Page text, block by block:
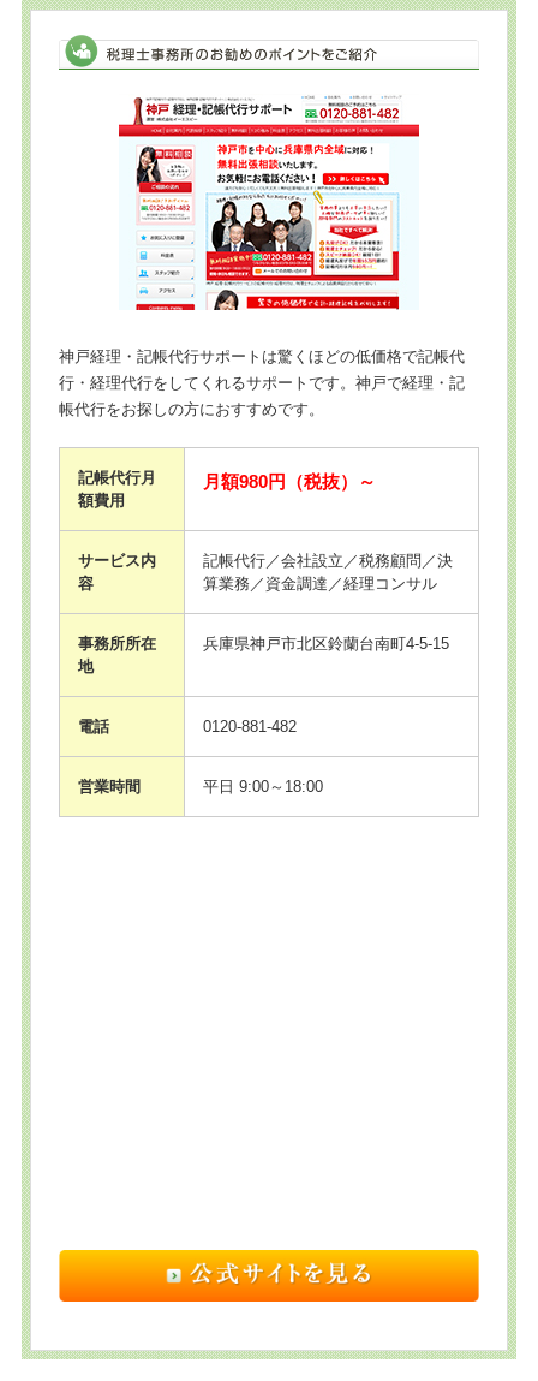
神戸経理・記帳代行サポートは驚くほどの低価格で記帳代
行・経理代行をしてくれるサポートです。神戸で経理・記
帳代行をお探しの方におすすめです。
記帳代行月
額費用
月額980円（税抜）～
サービス内
容
記帳代行／会社設立／税務顧問／決
算業務／資金調達／経理コンサル
事務所所在
地
兵庫県神戸市北区鈴蘭台南町4-5-15
電話 0120-881-482
営業時間 平日 9:00～18:00